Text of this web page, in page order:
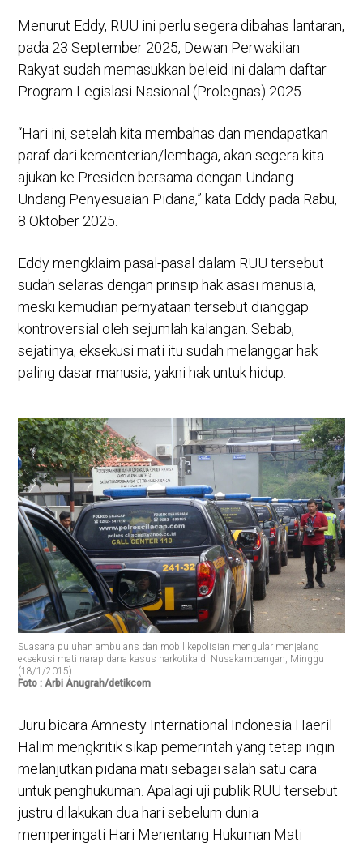
Menurut Eddy, RUU ini perlu segera dibahas lantaran,
pada 23 September 2025, Dewan Perwakilan
Rakyat sudah memasukkan beleid ini dalam daftar
Program Legislasi Nasional (Prolegnas) 2025.
“Hari ini, setelah kita membahas dan mendapatkan
paraf dari kementerian/lembaga, akan segera kita
ajukan ke Presiden bersama dengan Undang-
Undang Penyesuaian Pidana,” kata Eddy pada Rabu,
8 Oktober 2025.
Eddy mengklaim pasal-pasal dalam RUU tersebut
sudah selaras dengan prinsip hak asasi manusia,
meski kemudian pernyataan tersebut dianggap
kontroversial oleh sejumlah kalangan. Sebab,
sejatinya, eksekusi mati itu sudah melanggar hak
paling dasar manusia, yakni hak untuk hidup.
Suasana puluhan ambulans dan mobil kepolisian mengular menjelang
eksekusi mati narapidana kasus narkotika di Nusakambangan, Minggu
(18/1/2015).
Foto : Arbi Anugrah/detikcom
Juru bicara Amnesty International Indonesia Haeril
Halim mengkritik sikap pemerintah yang tetap ingin
melanjutkan pidana mati sebagai salah satu cara
untuk penghukuman. Apalagi uji publik RUU tersebut
justru dilakukan dua hari sebelum dunia
memperingati Hari Menentang Hukuman Mati